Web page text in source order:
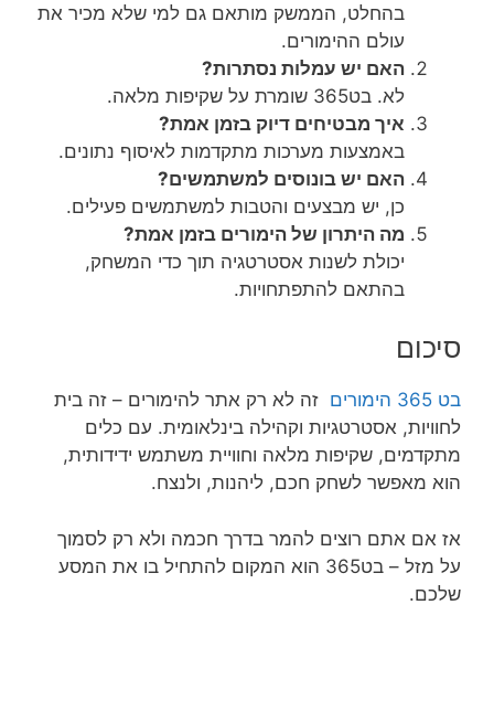
בהחלט, הממשק מותאם גם למי שלא מכיר את
עולם ההימורים.
האם יש עמלות נסתרות?
לא. בט365 שומרת על שקיפות מלאה.
איך מבטיחים דיוק בזמן אמת?
באמצעות מערכות מתקדמות לאיסוף נתונים.
האם יש בונוסים למשתמשים?
כן, יש מבצעים והטבות למשתמשים פעילים.
מה היתרון של הימורים בזמן אמת?
יכולת לשנות אסטרטגיה תוך כדי המשחק,
בהתאם להתפתחויות.
סיכום
בט 365 הימורים
זה לא רק אתר להימורים – זה בית
לחוויות, אסטרטגיות וקהילה בינלאומית. עם כלים
מתקדמים, שקיפות מלאה וחוויית משתמש ידידותית,
הוא מאפשר לשחק חכם, ליהנות, ולנצח.
אז אם אתם רוצים להמר בדרך חכמה ולא רק לסמוך
על מזל – בט365 הוא המקום להתחיל בו את המסע
שלכם.